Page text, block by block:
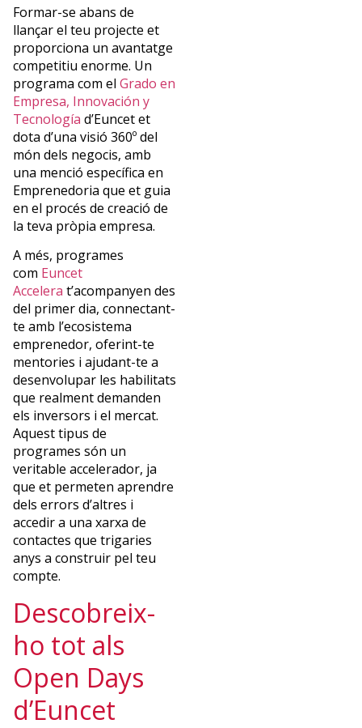
Formar-se abans de
llançar el teu projecte et
proporciona un avantatge
competitiu enorme. Un
programa com elGrado en
Empresa, Innovación y
Tecnología d’Euncet et
dota d’una visió 360º del
món dels negocis, amb
una menció específica en
Emprenedoria que et guia
en el procés de creació de
la teva pròpia empresa.
A més, programes
com Euncet
Accelera t’acompanyen des
del primer dia, connectant-
te amb l’ecosistema
emprenedor, oferint-te
mentories i ajudant-te a
desenvolupar les habilitats
que realment demanden
els inversors i el mercat.
Aquest tipus de
programes són un
veritable accelerador, ja
que et permeten aprendre
dels errors d’altres i
accedir a una xarxa de
contactes que trigaries
anys a construir pel teu
compte.
Descobreix-
ho tot als
Open Days
d’Euncet